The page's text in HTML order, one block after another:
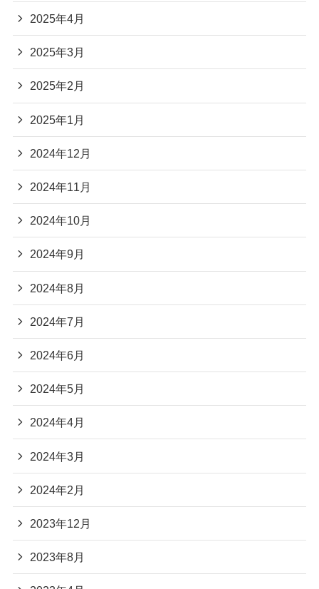
2025年4月
2025年3月
2025年2月
2025年1月
2024年12月
2024年11月
2024年10月
2024年9月
2024年8月
2024年7月
2024年6月
2024年5月
2024年4月
2024年3月
2024年2月
2023年12月
2023年8月